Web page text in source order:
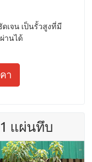
เจน เป็นรั้วสูงที่มี
านได้
า
แผ่นทึบ